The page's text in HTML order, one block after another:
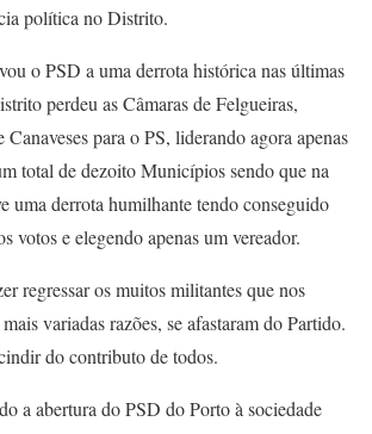
política no Distrito.
o PSD a uma derrota histórica nas últimas
perdeu as Câmaras de Felgueiras,
Canaveses para o PS, liderando agora apenas
total de dezoito Municípios sendo que na
uma derrota humilhante tendo conseguido
votos e elegendo apenas um vereador.
regressar os muitos militantes que nos
variadas razões, se afastaram do Partido.
do contributo de todos.
a abertura do PSD do Porto à sociedade